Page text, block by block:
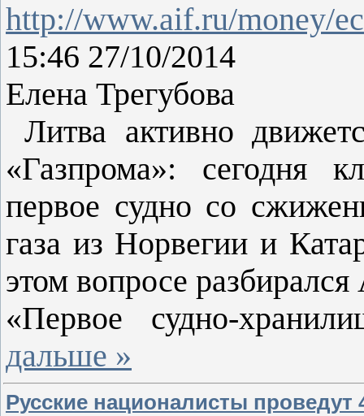
http://www.aif.ru/money/
15:46 27/10/2014
Елена Трегубова
Литва активно
«Газпрома»: сегодня
первое судно со
газа из Норвегии и
этом вопросе
«Первое судно-
дальше »
Русские националисты